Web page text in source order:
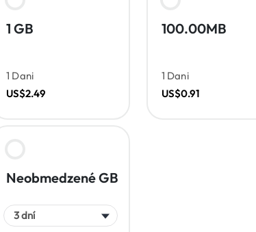
1 GB
1 Dani
US$2.49
100.00MB
1 Dani
US$0.91
Neobmedzené GB